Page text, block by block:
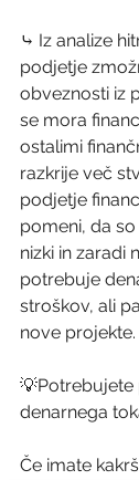
⤷ Iz analize
podjetje
obveznosti iz
se mora
ostalimi
razkrije več
podjetje
pomeni, da
nizki in zaradi
potrebuje
stroškov, ali
nove projekte.
denarnega
Če imate